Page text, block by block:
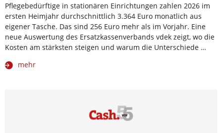
Pflegebedürftige in stationären Einrichtungen zahlen 2026 im
ersten Heimjahr durchschnittlich 3.364 Euro monatlich aus
eigener Tasche. Das sind 256 Euro mehr als im Vorjahr. Eine
neue Auswertung des Ersatzkassenverbands vdek zeigt, wo die
Kosten am stärksten steigen und warum die Unterschiede …
mehr